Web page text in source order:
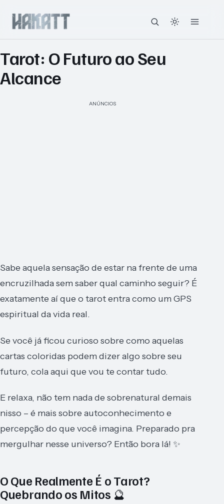
Tarot: O Futuro ao Seu
Alcance
ANÚNCIOS
Sabe aquela sensação de estar na frente de uma
encruzilhada sem saber qual caminho seguir? É
exatamente aí que o tarot entra como um GPS
espiritual da vida real.
Se você já ficou curioso sobre como aquelas
cartas coloridas podem dizer algo sobre seu
futuro, cola aqui que vou te contar tudo.
E relaxa, não tem nada de sobrenatural demais
nisso – é mais sobre autoconhecimento e
percepção do que você imagina. Preparado pra
mergulhar nesse universo? Então bora lá! ✨
O Que Realmente É o Tarot?
Quebrando os Mitos 🔮